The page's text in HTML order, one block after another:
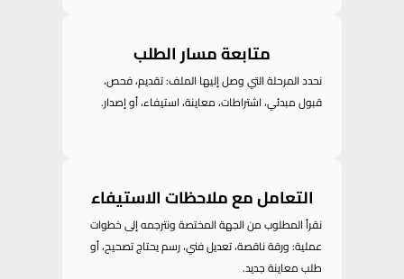
متابعة مسار الطلب
نحدد المرحلة التي وصل إليها الملف: تقديم، فحص،
قبول مبدئي، اشتراطات، معاينة، استيفاء، أو إصدار.
التعامل مع ملاحظات الاستيفاء
نقرأ المطلوب من الجهة المختصة ونترجمه إلى خطوات
عملية: ورقة ناقصة، تعديل فني، رسم يحتاج تصحيح، أو
طلب معاينة جديد.